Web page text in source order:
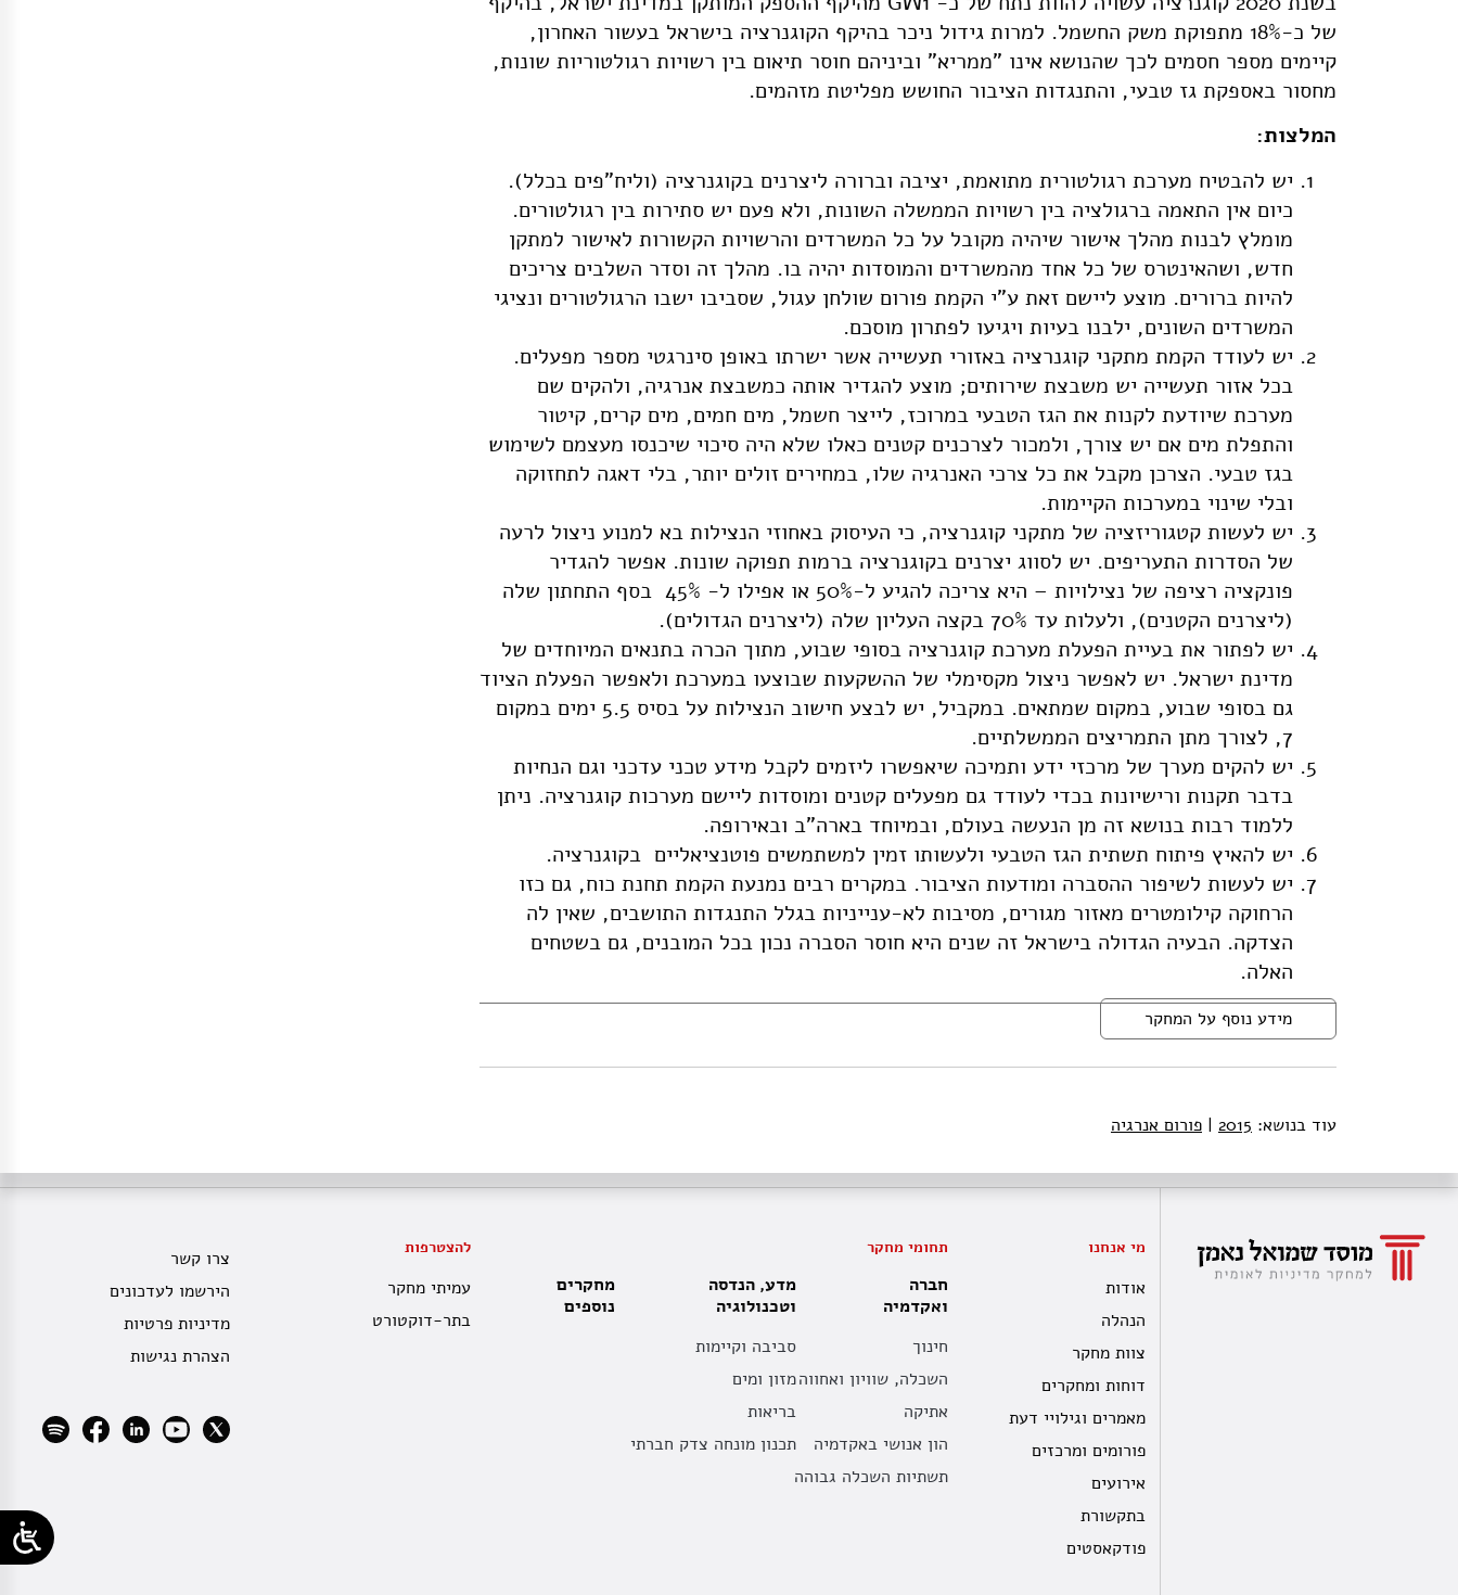
של כ-18% מתפוקת משק החשמל. למרות גידול ניכר בהיקף הקוגנרציה בישראל בעשור האחרון,
קיימים מספר חסמים לכך שהנושא אינו "ממריא" וביניהם חוסר תיאום בין רשויות רגולטוריות שונות,
מחסור באספקת גז טבעי, והתנגדות הציבור החושש מפליטת מזהמים.
המלצות:
יש להבטיח מערכת רגולטורית מתואמת, יציבה וברורה ליצרנים בקוגנרציה (וליח"פים בכלל).
כיום אין התאמה ברגולציה בין רשויות הממשלה השונות, ולא פעם יש סתירות בין רגולטורים.
מומלץ לבנות מהלך אישור שיהיה מקובל על כל המשרדים והרשויות הקשורות לאישור למתקן
חדש, ושהאינטרס של כל אחד מהמשרדים והמוסדות יהיה בו. מהלך זה וסדר השלבים צריכים
להיות ברורים. מוצע ליישם זאת ע"י הקמת פורום שולחן עגול, שסביבו ישבו הרגולטורים ונציגי
המשרדים השונים, ילבנו בעיות ויגיעו לפתרון מוסכם.
יש לעודד הקמת מתקני קוגנרציה באזורי תעשייה אשר ישרתו באופן סינרגטי מספר מפעלים.
בכל אזור תעשייה יש משבצת שירותים; מוצע להגדיר אותה כמשבצת אנרגיה, ולהקים שם
מערכת שיודעת לקנות את הגז הטבעי במרוכז, לייצר חשמל, מים חמים, מים קרים, קיטור
והתפלת מים אם יש צורך, ולמכור לצרכנים קטנים כאלו שלא היה סיכוי שיכנסו מעצמם לשימוש
בגז טבעי. הצרכן מקבל את כל צרכי האנרגיה שלו, במחירים זולים יותר, בלי דאגה לתחזוקה
ובלי שינוי במערכות הקיימות.
יש לעשות קטגוריזציה של מתקני קוגנרציה, כי העיסוק באחוזי הנצילות בא למנוע ניצול לרעה
של הסדרות התעריפים. יש לסווג יצרנים בקוגנרציה ברמות תפוקה שונות. אפשר להגדיר
פונקציה רציפה של נצילויות – היא צריכה להגיע ל-50% או אפילו ל- 45% בסף התחתון שלה
(ליצרנים הקטנים), ולעלות עד 70% בקצה העליון שלה (ליצרנים הגדולים).
יש לפתור את בעיית הפעלת מערכת קוגנרציה בסופי שבוע, מתוך הכרה בתנאים המיוחדים של
מדינת ישראל. יש לאפשר ניצול מקסימלי של ההשקעות שבוצעו במערכת ולאפשר הפעלת הציוד
גם בסופי שבוע, במקום שמתאים. במקביל, יש לבצע חישוב הנצילות על בסיס 5.5 ימים במקום
7, לצורך מתן התמריצים הממשלתיים.
יש להקים מערך של מרכזי ידע ותמיכה שיאפשרו ליזמים לקבל מידע טכני עדכני וגם הנחיות
בדבר תקנות ורישיונות בכדי לעודד גם מפעלים קטנים ומוסדות ליישם מערכות קוגנרציה. ניתן
ללמוד רבות בנושא זה מן הנעשה בעולם, ובמיוחד בארה"ב ובאירופה.
יש להאיץ פיתוח תשתית הגז הטבעי ולעשותו זמין למשתמשים פוטנציאליים בקוגנרציה.
יש לעשות לשיפור ההסברה ומודעות הציבור. במקרים רבים נמנעת הקמת תחנת כוח, גם כזו
הרחוקה קילומטרים מאזור מגורים, מסיבות לא-ענייניות בגלל התנגדות התושבים, שאין לה
הצדקה. הבעיה הגדולה בישראל זה שנים היא חוסר הסברה נכון בכל המובנים, גם בשטחים
האלה.
מידע נוסף על המחקר
עוד בנושא: 2015
| פורום אנרגיה
מי אנחנו
אודות
הנהלה
צוות מחקר
דוחות ומחקרים
מאמרים וגילויי דעת
פורומים ומרכזים
אירועים
בתקשורת
פודקאסטים
תחומי מחקר
חברה
ואקדמיה
חינוך
השכלה, שוויון ואחווה
אתיקה
הון אנושי באקדמיה
תשתיות השכלה גבוהה
מדע, הנדסה
וטכנולוגיה
סביבה וקיימות
מזון ומים
בריאות
תכנון מונחה צדק חברתי
מחקרים
נוספים
להצטרפות
עמיתי מחקר
בתר-דוקטורט
צרו קשר
הירשמו לעדכונים
מדיניות פרטיות
הצהרת נגישות